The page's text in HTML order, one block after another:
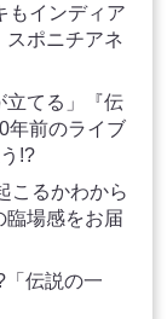
もインディア
ポニチアネ
立てる」『伝
年前のライブ
!?
こるかわから
臨場感をお届
「伝説の一